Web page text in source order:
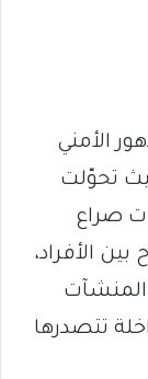
الأمني
تحوّلت
صراع
الأفراد،
تتصدرها